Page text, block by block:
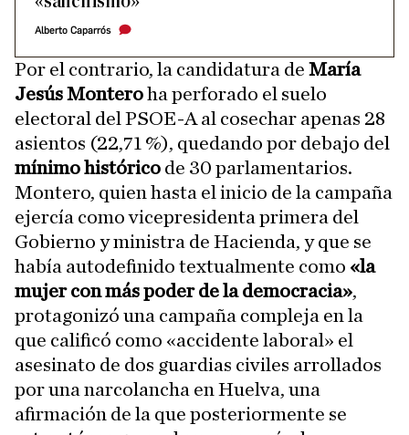
Alberto Caparrós
Por el contrario, la candidatura de María
Jesús Monteroha perforado el suelo
electoral del PSOE-A al cosechar apenas 28
asientos (22,71 %), quedando por debajo del
mínimo histórico de 30 parlamentarios.
Montero, quien hasta el inicio de la campaña
ejercía como vicepresidenta primera del
Gobierno y ministra de Hacienda, y que se
había autodefinido textualmente como «la
mujer con más poder de la democracia»,
protagonizó una campaña compleja en la
que calificó como «accidente laboral» el
asesinato de dos guardias civiles arrollados
por una narcolancha en Huelva, una
afirmación de la que posteriormente se